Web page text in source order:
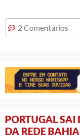
2 Comentários
PORTUGAL
DA REDE BAHIA